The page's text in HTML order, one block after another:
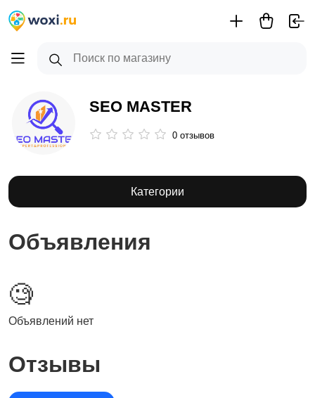
SEO MASTER
0 отзывов
Категории
Объявления
🧐
Объявлений нет
Отзывы